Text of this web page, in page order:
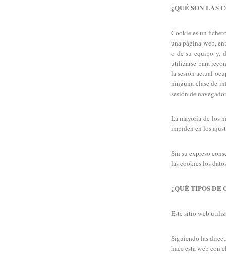
¿QUÉ SON LAS
Cookie es un
una página web,
o de su equipo y,
utilizarse para
la sesión actual
ninguna clase de
sesión de
La mayoría de los
impiden en los
Sin su expreso
las cookies los
¿QUÉ TIPOS DE
Este sitio web
Siguiendo las
hace esta web con